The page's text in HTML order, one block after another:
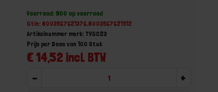
Voorraad: 900 op voorraad
Gtin: 8003567621376,8003567621512
Artikelnummer merk: TVGC23
€ 14,52 incl. BTW
Prijs per Doos van 100 Stuk
- +